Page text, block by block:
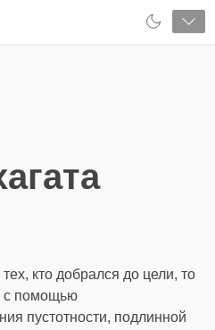
кто добрался до цели, то
с помощью
пустотности, подлинной